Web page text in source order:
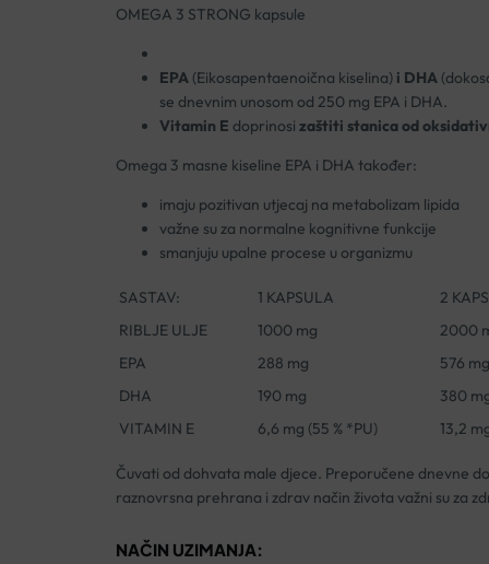
OMEGA 3 STRONG kapsule
EPA(Eikosapentaenoična kiselina) i DHA
se dnevnim unosom od 250 mg EPA i DHA.
Vitamin E doprinosi zaštiti stanica od
Omega 3 masne kiseline EPA i DHA također:
imaju pozitivan utjecaj na metabolizam lipida
važne su za normalne kognitivne funkcije
smanjuju upalne procese u organizmu
SASTAV: 1 KAPSULA
2
RIBLJE ULJE
1000 mg
2000
EPA
288 mg
576 mg
DHA
190 mg
380
VITAMIN E
6,6 mg (55 % *PU) 13,2
Čuvati od dohvata male djece. Preporučene dnevne
raznovrsna prehrana i zdrav način života važni su za
NAČIN UZIMANJA: